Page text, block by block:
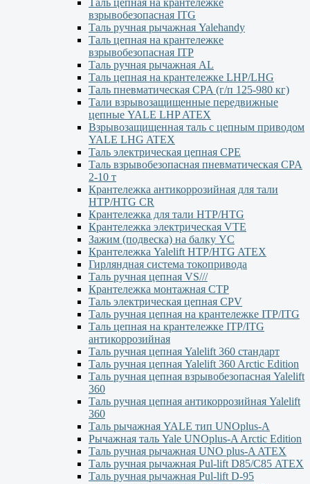
Таль цепная на крантележке
взрывобезопасная ITG
Таль ручная рычажная Yalehandy
Таль цепная на крантележке
взрывобезопасная ITP
Таль ручная рычажная AL
Таль цепная на крантележке LHP/LHG
Таль пневматическая CPA (г/п 125-980 кг)
Тали взрывозащищенные передвижные
цепные YALE LHP ATEX
Взрывозащищенная таль с цепным приводом
YALE LHG ATEX
Таль электрическая цепная CPE
Таль взрывобезопасная пневматическая CPA
2-10 т
Крантележка антикоррозийная для тали
HTP/HTG CR
Крантележка для тали HTP/HTG
Крантележка электрическая VTE
Зажим (подвеска) на балку YC
Крантележка Yalelift НТР/НТG ATEX
Гирляндная система токопривода
Таль ручная цепная VS///
Крантележка монтажная СТР
Таль электрическая цепная CPV
Таль ручная цепная на крантележке ITP/ITG
Таль цепная на крантележке ITP/ITG
антикоррозийная
Таль ручная цепная Yalelift 360 стандарт
Таль ручная цепная Yalelift 360 Arctic Edition
Таль ручная цепная взрывобезопасная Yalelift
360
Таль ручная цепная антикоррозийная Yalelift
360
Таль рычажная YALE тип UNOplus-A
Рычажная таль Yale UNOplus-A Arctic Edition
Таль ручная рычажная UNO plus-A ATEX
Таль ручная рычажная Pul-lift D85/С85 ATEX
Таль ручная рычажная Pul-lift D-95